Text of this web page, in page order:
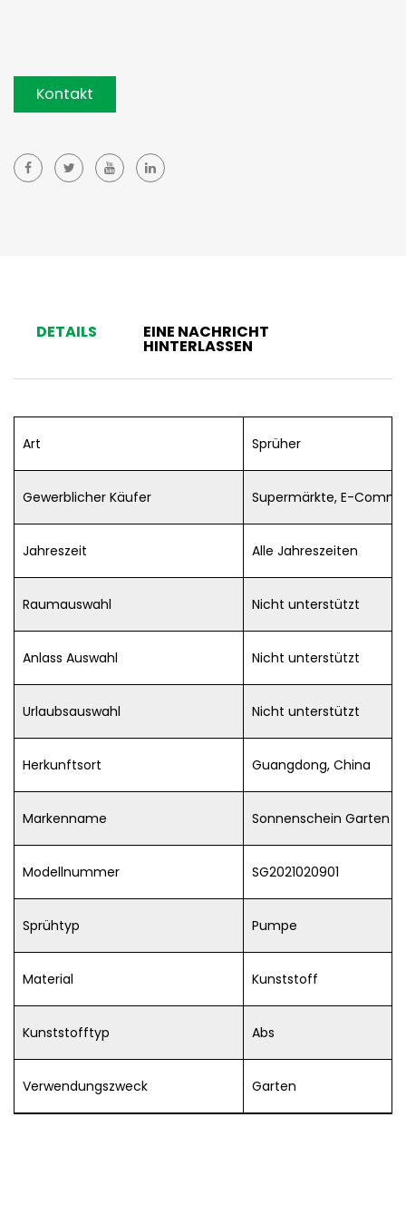
Kontakt
DETAILS EINE NACHRICHT
HINTERLASSEN
Art Sprüher
Gewerblicher Käufer Supermärkte, E-
Jahreszeit Alle Jahreszeiten
Raumauswahl Nicht unterstützt
Anlass Auswahl Nicht unterstützt
Urlaubsauswahl Nicht unterstützt
Herkunftsort Guangdong, China
Markenname Sonnenschein Garten
Modellnummer SG2021020901
Sprühtyp Pumpe
Material Kunststoff
Kunststofftyp Abs
Verwendungszweck Garten